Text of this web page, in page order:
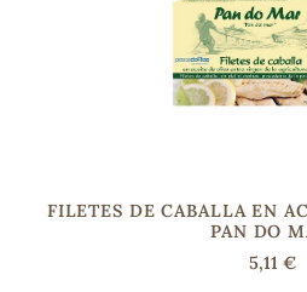
FILETES DE CABALLA EN
PAN DO
5,11 €